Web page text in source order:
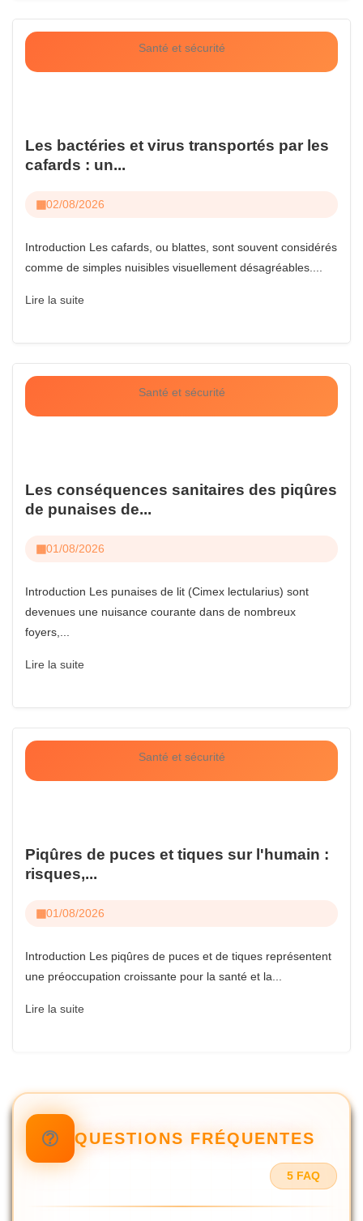
Santé et sécurité
Les bactéries et virus transportés par les
cafards : un...
02/08/2026
Introduction Les cafards, ou blattes, sont souvent considérés
comme de simples nuisibles visuellement désagréables....
Lire la suite
Santé et sécurité
Les conséquences sanitaires des piqûres
de punaises de...
01/08/2026
Introduction Les punaises de lit (Cimex lectularius) sont
devenues une nuisance courante dans de nombreux
foyers,...
Lire la suite
Santé et sécurité
Piqûres de puces et tiques sur l'humain :
risques,...
01/08/2026
Introduction Les piqûres de puces et de tiques représentent
une préoccupation croissante pour la santé et la...
Lire la suite
QUESTIONS FRÉQUENTES
5 FAQ